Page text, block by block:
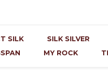
SILK SILK SILVER
MY ROCK